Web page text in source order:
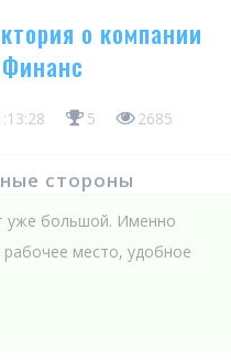
о компании
5 2685
стороны
уже большой. Именно
место, удобное